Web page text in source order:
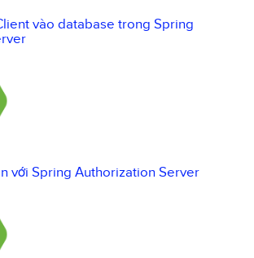
vào database trong Spring
với Spring Authorization Server